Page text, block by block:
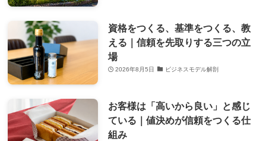
資格をつくる、基準をつくる、教
える｜信頼を先取りする三つの立
場
2026年8月5日 ビジネスモデル解剖
お客様は「高いから良い」と感じ
ている｜値決めが信頼をつくる仕
組み